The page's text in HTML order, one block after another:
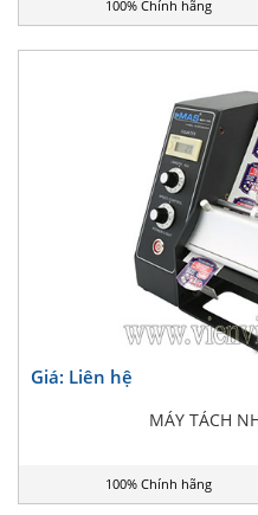
100% Chính hãng
Giá: Liên hệ
MÁY TÁCH
100% Chính hãng